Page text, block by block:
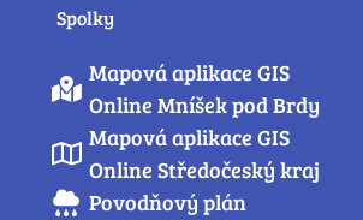
Spolky
Mapová aplikace GIS
Online Mníšek pod Brdy
Mapová aplikace GIS
Online Středočeský kraj
Povodňový plán